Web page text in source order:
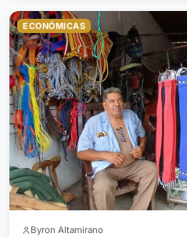
ECONÓMICAS
Byron Altamirano